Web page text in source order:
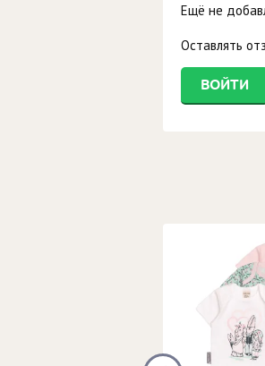
Ещё не
Оставлять
ВОЙТИ